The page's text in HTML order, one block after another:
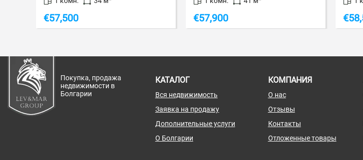
Покупка, продажа
недвижимости в
Болгарии
КАТАЛОГ
Вся недвижимость
Заявка на продажу
Дополнительные услуги
О Болгарии
КОМПАНИЯ
О нас
Отзывы
Контакты
Отложенные товары